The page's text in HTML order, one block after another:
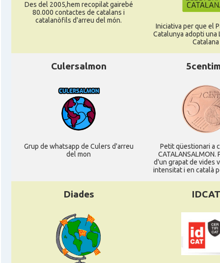
Des del 2005,hem recopilat gairebé
80.000 contactes de catalans i
catalanòfils d'arreu del món.
Iniciativa per que el
Catalunya adopti una
Catalana
Culersalmon
Grup de whatsapp de Culers d'arreu
del mon
Petit qüestionari a
CATALANSALMON.
d'un grapat de vides
intensitat i en català
Diades IDCAT